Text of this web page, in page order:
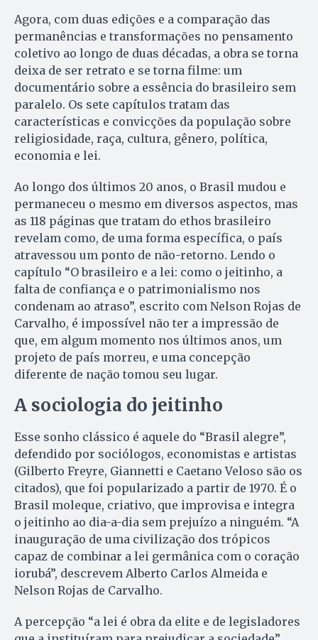
Agora, com duas edições e a comparação das
permanências e transformações no pensamento
coletivo ao longo de duas décadas, a obra se torna
deixa de ser retrato e se torna filme: um
documentário sobre a essência do brasileiro sem
paralelo. Os sete capítulos tratam das
características e convicções da população sobre
religiosidade, raça, cultura, gênero, política,
economia e lei.
Ao longo dos últimos 20 anos, o Brasil mudou e
permaneceu o mesmo em diversos aspectos, mas
as 118 páginas que tratam do ethos brasileiro
revelam como, de uma forma específica, o país
atravessou um ponto de não-retorno. Lendo o
capítulo “O brasileiro e a lei: como o jeitinho, a
falta de confiança e o patrimonialismo nos
condenam ao atraso”, escrito com Nelson Rojas de
Carvalho, é impossível não ter a impressão de
que, em algum momento nos últimos anos, um
projeto de país morreu, e uma concepção
diferente de nação tomou seu lugar.
A sociologia do jeitinho
Esse sonho clássico é aquele do “Brasil alegre”,
defendido por sociólogos, economistas e artistas
(Gilberto Freyre, Giannetti e Caetano Veloso são os
citados), que foi popularizado a partir de 1970. É o
Brasil moleque, criativo, que improvisa e integra
o jeitinho ao dia-a-dia sem prejuízo a ninguém. “A
inauguração de uma civilização dos trópicos
capaz de combinar a lei germânica com o coração
iorubá”, descrevem Alberto Carlos Almeida e
Nelson Rojas de Carvalho.
A percepção “a lei é obra da elite e de legisladores